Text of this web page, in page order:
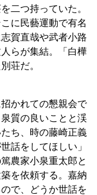
二つ持っていた。
に民藝運動で有名
賀直哉や武者小路
らが集結。「白樺
荘だ。
かれての懇親会で
質の良いことと渓
ち、時の藤崎正義
話をしてほしい」
農家小泉重太郎と
を依頼する。嘉納
で、どうか世話を